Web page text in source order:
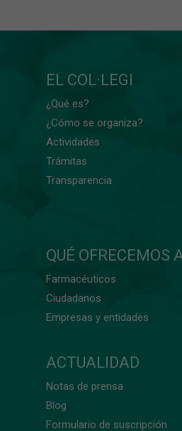
EL COL·LEGI
¿Qué es?
¿Cómo se organiza?
Actividades
Trámitas
Transparencia
QUÉ OFRECEMOS
Farmacéuticos
Ciudadanos
Empresas y entidades
ACTUALIDAD
Notas de prensa
Blog
Formulario de suscripción